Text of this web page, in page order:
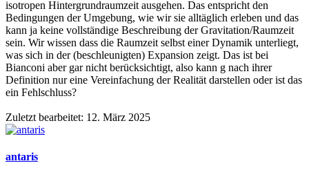
isotropen Hintergrundraumzeit ausgehen. Das entspricht den
Bedingungen der Umgebung, wie wir sie alltäglich erleben und das
kann ja keine vollständige Beschreibung der Gravitation/Raumzeit
sein. Wir wissen dass die Raumzeit selbst einer Dynamik unterliegt,
was sich in der (beschleunigten) Expansion zeigt. Das ist bei
Bianconi aber gar nicht berücksichtigt, also kann g nach ihrer
Definition nur eine Vereinfachung der Realität darstellen oder ist das
ein Fehlschluss?
Zuletzt bearbeitet: 12. März 2025
antaris